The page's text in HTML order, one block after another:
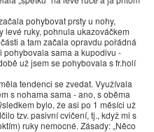
pohybovat prsty u nohy,
levé ruky, pohnula ukazováčkem
a tam začala opravdu pořádná
pohybovala sama a kupodivu -
už jsem se pohybovala s fr.holí
tendenci se zvedat. Využívala
s nohama sama - ano, s oběma
bylo, že asi po 1 měsíci už
tzv. pasivní cvičení, tj., když mi s
ruky nemocné. Zásady: „Něco